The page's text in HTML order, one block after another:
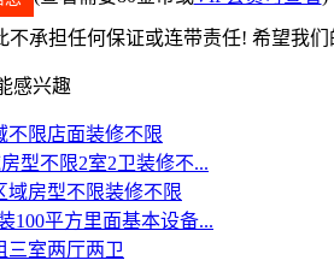
承担任何保证或连带责任! 希望我们
感兴趣
不限店面装修不限
型不限2室2卫装修不...
域房型不限装修不限
100平方里面基本设备...
三室两厅两卫